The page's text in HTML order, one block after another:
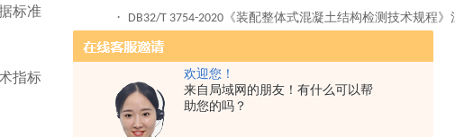
欢迎您！
来自局域网的朋友！有什么可以帮
助您的吗？
标准 · DB32/T 3754-2020 《装配整体式混凝土结构检测技术规程
指标 测强范围 ：40MPa ~ 120MPa
· 硬度测量范围： 300~700HLDL